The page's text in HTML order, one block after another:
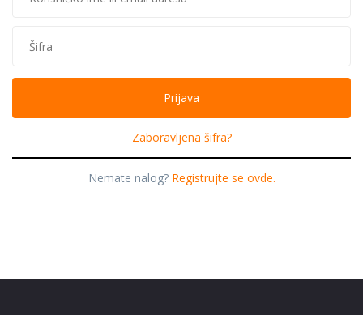
Zaboravljena šifra?
Nemate nalog? Registrujte se ovde.